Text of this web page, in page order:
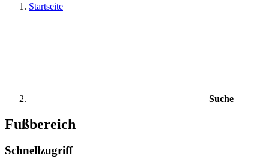
Startseite
Suche
Fußbereich
Schnellzugriff